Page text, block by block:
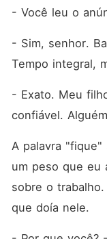
- Você leu o
- Sim, senhor.
Tempo integral,
- Exato. Meu
confiável.
A palavra "fique"
um peso que eu
sobre o
que doía nele.